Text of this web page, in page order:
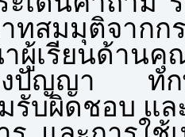
ทสมมุติจากก
ผู้เรียนด้าน
งปัญญา ทักษ
รับผิดชอบ แล